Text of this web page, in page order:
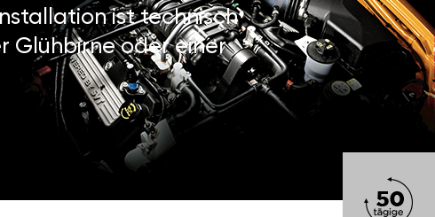
ist technisch
Glühbirne oder einer